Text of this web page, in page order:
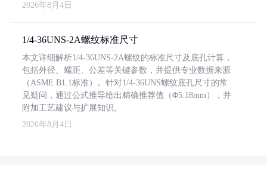
2026年8月4日
1/4-36UNS-2A螺纹标准尺寸
本文详细解析1/4-36UNS-2A螺纹的标准尺寸及底孔计算，
包括外径、螺距、公差等关键参数，并提供专业数据来源
（ASME B1.1标准）。针对1/4-36UNS螺纹底孔尺寸的常
见疑问，通过公式推导给出精确推荐值（Φ5.18mm），并
附加工艺建议与扩展知识。
2026年8月4日